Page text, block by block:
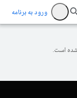
ورود به برنامه
است.